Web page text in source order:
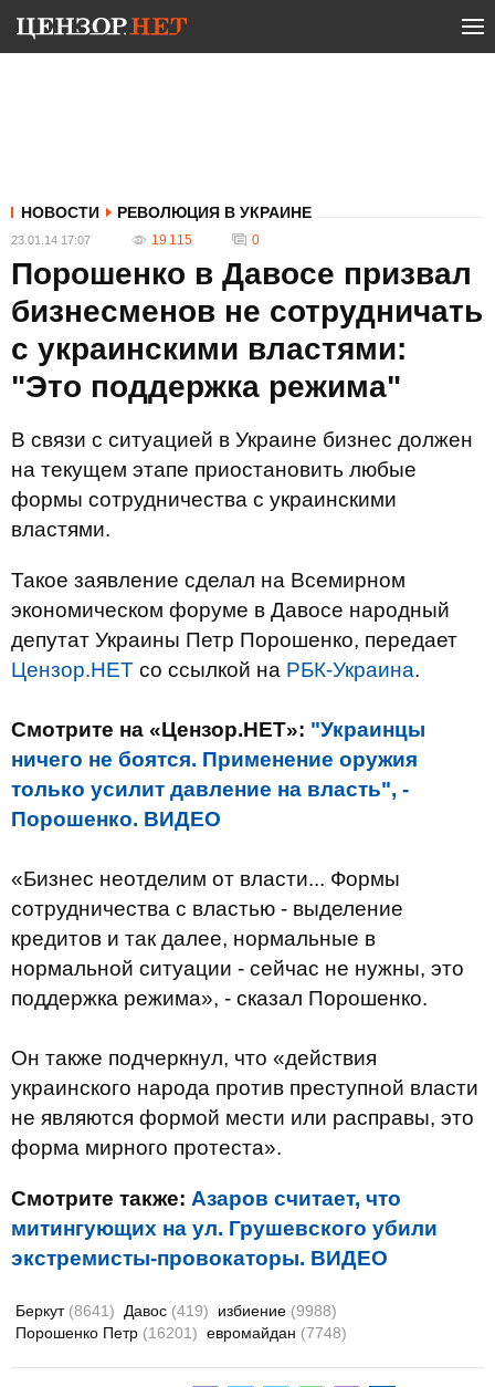
НОВОСТИ РЕВОЛЮЦИЯ В УКРАИНЕ
23.01.14 17:07 19 115 0
Порошенко в Давосе призвал
бизнесменов не сотрудничать
с украинскими властями:
"Это поддержка режима"
В связи с ситуацией в Украине бизнес должен
на текущем этапе приостановить любые
формы сотрудничества с украинскими
властями.
Такое заявление сделал на Всемирном
экономическом форуме в Давосе народный
депутат Украины Петр Порошенко, передает
Цензор.НЕТ со ссылкой на РБК-Украина.
Смотрите на «Цензор.НЕТ»: "Украинцы
ничего не боятся. Применение оружия
только усилит давление на власть", -
Порошенко. ВИДЕО
«Бизнес неотделим от власти... Формы
сотрудничества с властью - выделение
кредитов и так далее, нормальные в
нормальной ситуации - сейчас не нужны, это
поддержка режима», - сказал Порошенко.
Он также подчеркнул, что «действия
украинского народа против преступной власти
не являются формой мести или расправы, это
форма мирного протеста».
Смотрите также: Азаров считает, что
митингующих на ул. Грушевского убили
экстремисты-провокаторы. ВИДЕО
Беркут (8641) Давос (419) избиение (9988)
Порошенко Петр (16201) евромайдан (7748)